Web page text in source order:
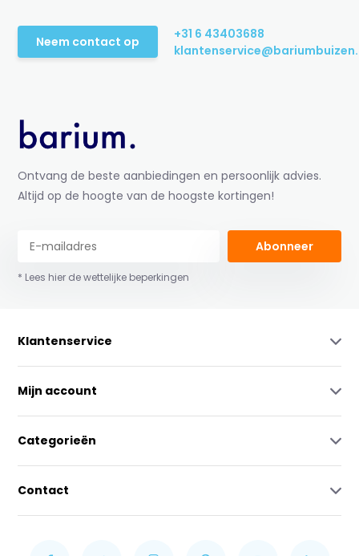
Neem contact op
+31 6 43403688
Ontvang de beste aanbiedingen en persoonlijk advies.
Altijd op de hoogte van de hoogste kortingen!
Abonneer
* Lees hier de wettelijke beperkingen
Klantenservice
Mijn account
Categorieën
Contact